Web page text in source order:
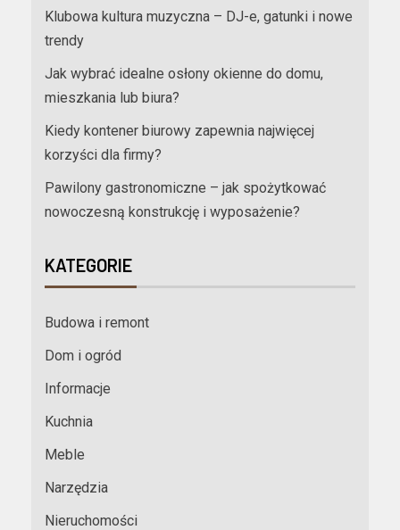
Klubowa kultura muzyczna – DJ-e, gatunki i nowe
trendy
Jak wybrać idealne osłony okienne do domu,
mieszkania lub biura?
Kiedy kontener biurowy zapewnia najwięcej
korzyści dla firmy?
Pawilony gastronomiczne – jak spożytkować
nowoczesną konstrukcję i wyposażenie?
KATEGORIE
Budowa i remont
Dom i ogród
Informacje
Kuchnia
Meble
Narzędzia
Nieruchomości